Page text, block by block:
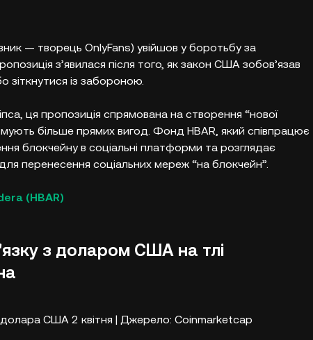
— творець OnlyFans) увійшов у боротьбу за
з’явилася після того, як закон США зобов’язав
зіткнутися із забороною.​
ця пропозиція спрямована на створення “нової
більше прямих вигод. Фонд HBAR, який співпрацює
блокчейну в соціальні платформи та розглядає
перенесення соціальних мереж “на блокчейн”.​
(HBAR)
з доларом США на тлі
долара США 2 квітня | Джерело: Coinmarketcap